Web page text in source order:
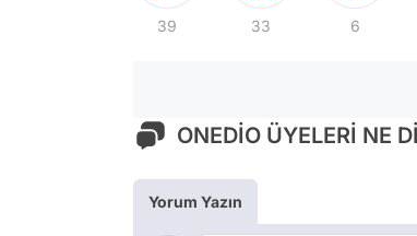
39 33 6
ONEDİO ÜYELERİ NE
Yorum Yazın